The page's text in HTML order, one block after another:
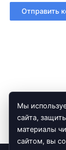
Мы
сайта,
материалы
сайтом, вы